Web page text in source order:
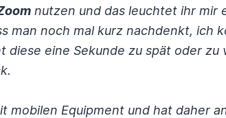
nutzen und das leuchtet ihr mir
man noch mal kurz nachdenkt, ich
diese eine Sekunde zu spät oder
mobilen Equipment und hat daher